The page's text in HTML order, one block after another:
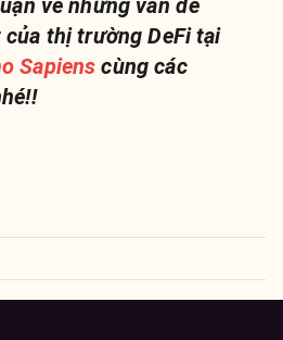
của thị trường DeFi tại
Sapiens cùng các